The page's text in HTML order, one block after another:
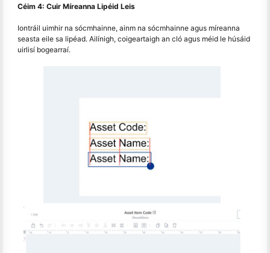
Céim 4: Cuir Míreanna Lipéid Leis
Iontráil uimhir na sócmhainne, ainm na sócmhainne agus míreanna
seasta eile sa lipéad. Ailínigh, coigeartaigh an cló agus méid le húsáid
uirlisí bogearraí.